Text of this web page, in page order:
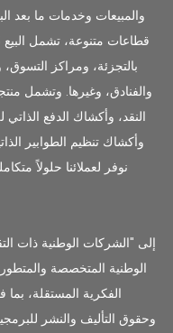
والمبيعات وخدمات ما بعد
بالتجزئة، ومراكز التسوق،
والفنادق، وغيرها. وتشمل
النقد، وأكشاك الدفع
وأكشاك تنظيم الطوابير
نوفر لعملائنا حلولاً
الوطنية المتخصصة
الفكرية المستقلة، بما
وحقوق التأليف والنشر